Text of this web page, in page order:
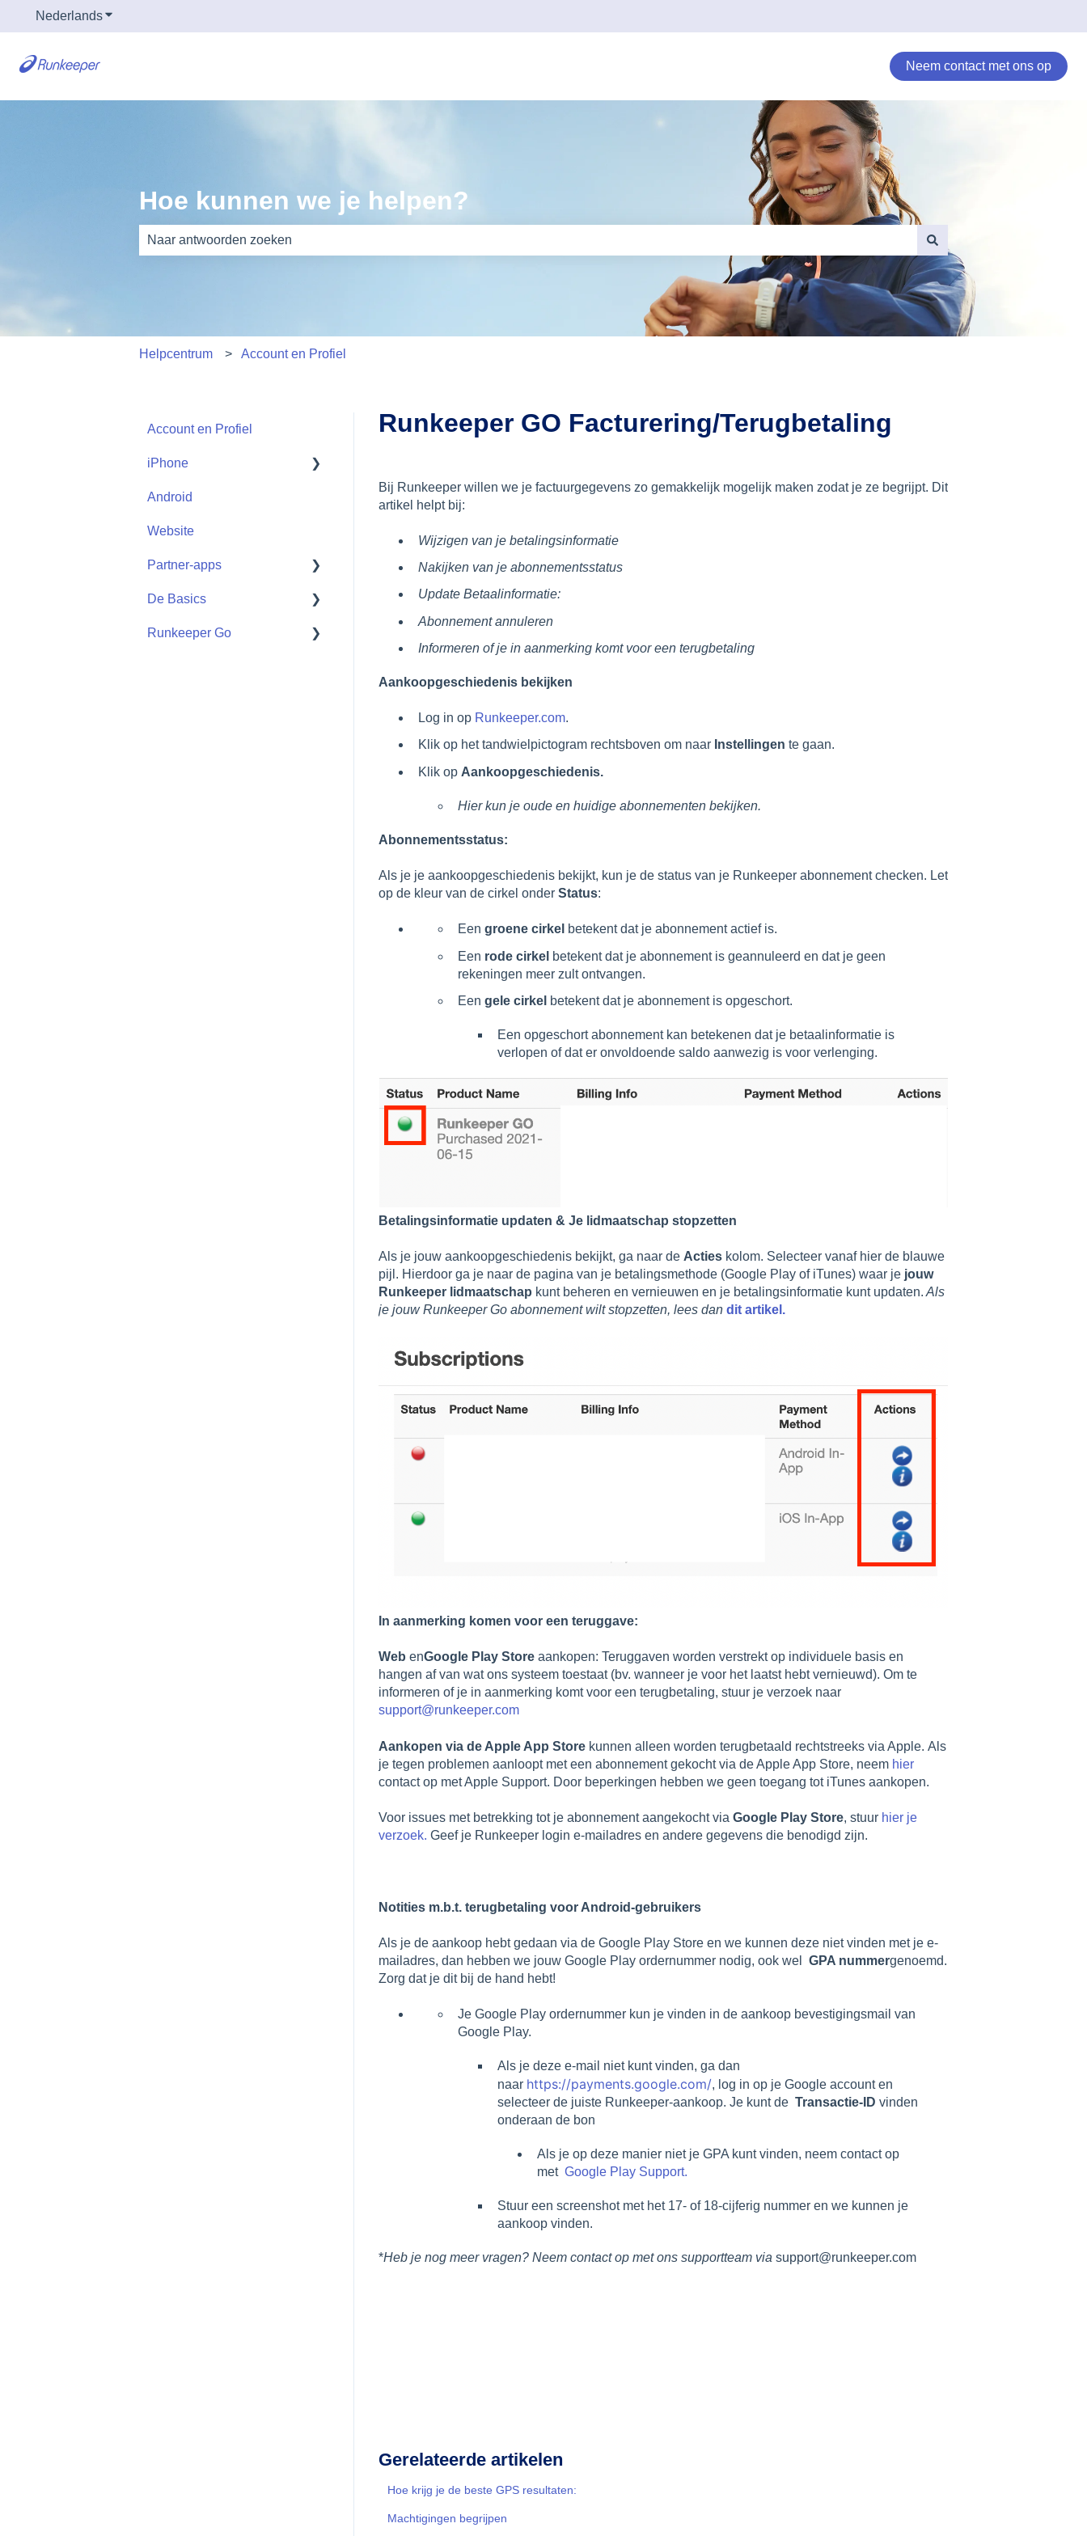
NederlandsSubmenu tonen voor vertalingen
Neem contact met ons op
Hoe kunnen we je helpen?
Helpcentrum Account en Profiel
Runkeeper GO Facturering/Terugbetaling
Bij Runkeeper willen we je factuurgegevens zo gemakkelijk mogelijk maken zodat je ze begrijpt. Dit
artikel helpt bij:
Wijzigen van je betalingsinformatie
Nakijken van je abonnementsstatus
Update Betaalinformatie:
Abonnement annuleren
Informeren of je in aanmerking komt voor een terugbetaling
Aankoopgeschiedenis bekijken
Log in op Runkeeper.com.
Klik op het tandwielpictogram rechtsboven om naar Instellingen te gaan.
Klik op Aankoopgeschiedenis.
Hier kun je oude en huidige abonnementen bekijken.
Abonnementsstatus:
Als je je aankoopgeschiedenis bekijkt, kun je de status van je Runkeeper abonnement checken. Let
op de kleur van de cirkel onder Status:
Een groene cirkel betekent dat je abonnement actief is.
Een rode cirkel betekent dat je abonnement is geannuleerd en dat je geen
rekeningen meer zult ontvangen.
Een gele cirkel betekent dat je abonnement is opgeschort.
Een opgeschort abonnement kan betekenen dat je betaalinformatie is
verlopen of dat er onvoldoende saldo aanwezig is voor verlenging.
Betalingsinformatie updaten & Je lidmaatschap stopzetten
Als je jouw aankoopgeschiedenis bekijkt, ga naar de Actieskolom. Selecteer vanaf hier de blauwe
pijl. Hierdoor ga je naar de pagina van je betalingsmethode (Google Play of iTunes) waar je jouw
Runkeeper lidmaatschap kunt beheren en vernieuwen en je betalingsinformatie kunt updaten. Als
je jouw Runkeeper Go abonnement wilt stopzetten, lees dan dit artikel.
In aanmerking komen voor een teruggave:
Web enGoogle Play Storeaankopen: Teruggaven worden verstrekt op individuele basis en
hangen af van wat ons systeem toestaat (bv. wanneer je voor het laatst hebt vernieuwd). Om te
informeren of je in aanmerking komt voor een terugbetaling, stuur je verzoek naar
support@runkeeper.com
Aankopen via de Apple App Storekunnen alleen worden terugbetaald rechtstreeks via Apple. Als
je tegen problemen aanloopt met een abonnement gekocht via de Apple App Store, neem hier
contact op met Apple Support. Door beperkingen hebben we geen toegang tot iTunes aankopen.
Voor issues met betrekking tot je abonnement aangekocht via Google Play Store, stuur hier je
verzoek. Geef je Runkeeper login e-mailadres en andere gegevens die benodigd zijn.
Notities m.b.t. terugbetaling voor Android-gebruikers
Als je de aankoop hebt gedaan via de Google Play Store en we kunnen deze niet vinden met je e-
mailadres, dan hebben we jouw Google Play ordernummer nodig, ook wel GPA nummergenoemd.
Zorg dat je dit bij de hand hebt!
Je Google Play ordernummer kun je vinden in de aankoop bevestigingsmail van
Google Play.
Als je deze e-mail niet kunt vinden, ga dan
naar https://payments.google.com/, log in op je Google account en
selecteer de juiste Runkeeper-aankoop. Je kunt de Transactie-ID vinden
onderaan de bon
Als je op deze manier niet je GPA kunt vinden, neem contact op
met Google Play Support.
Stuur een screenshot met het 17- of 18-cijferig nummer en we kunnen je
aankoop vinden.
*Heb je nog meer vragen? Neem contact op met ons supportteam via support@runkeeper.com
Gerelateerde artikelen
Hoe krijg je de beste GPS resultaten:
Machtigingen begrijpen
Account en Profiel
iPhone
Start
Android
Website
Partner-apps
Partner-apps
De Basics
Getting Started
Runkeeper Go